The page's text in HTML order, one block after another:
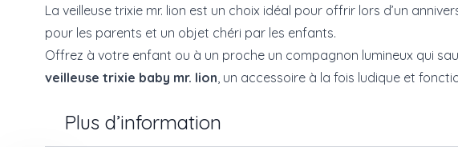
La veilleuse trixie mr. lion est un choix idéal pour offrir lors d’un
pour les parents et un objet chéri par les enfants.
Offrez à votre enfant ou à un proche un compagnon lumineux qui
veilleuse trixie baby mr. lion, un accessoire à la fois ludique et
Plus d’information